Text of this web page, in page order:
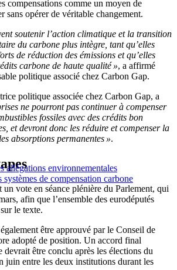
compensations comme un moyen de
sans opérer de véritable changement.
soutenir l’action climatique et la transition
du carbone plus intègre, tant qu’elles
de réduction des émissions et qu’elles
carbone de haute qualité », a affirmé
politique associé chez Carbon Gap.
politique associée chez Carbon Gap, a
ne pourront pas continuer à compenser
fossiles avec des crédits bon
et devront donc les réduire et compenser la
absorptions permanentes ».
allégations environnementales
systèmes de compensation carbone
un vote en séance plénière du Parlement, qui
afin que l’ensemble des eurodéputés
le texte.
être approuvé par le Conseil de
adopté de position. Un accord final
devrait être conclu après les élections du
juin entre les deux institutions durant les